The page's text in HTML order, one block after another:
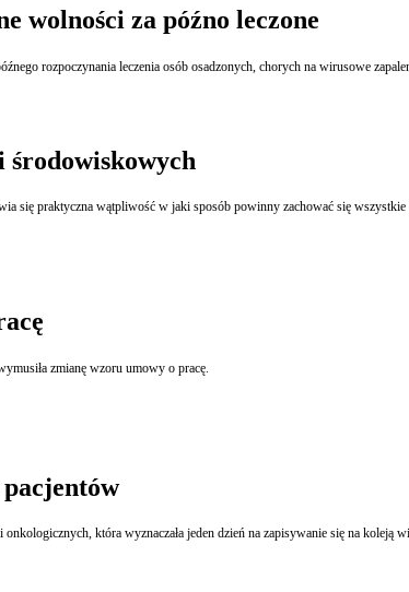
wolności za późno leczone
rozpoczynania leczenia osób osadzonych, chorych na wirusowe
się praktyczna wątpliwość w jaki sposób powinny zachować się
zmianę wzoru umowy o pracę.
która wyznaczała jeden dzień na zapisywanie się na